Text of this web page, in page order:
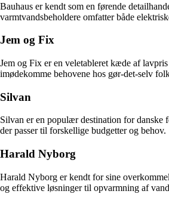
Bauhaus er kendt som en førende
varmtvandsbeholdere omfatter både
Jem og Fix
Jem og Fix er en veletableret kæde af
imødekomme behovene hos gør-det-selv
Silvan
Silvan er en populær destination for danske
der passer til forskellige budgetter og behov.
Harald Nyborg
Harald Nyborg er kendt for sine
og effektive løsninger til opvarmning af